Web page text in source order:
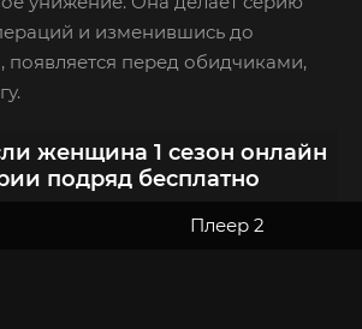
и изменившись до
появляется перед обидчиками,
женщина 1 сезон онлайн
подряд бесплатно
Плеер 2